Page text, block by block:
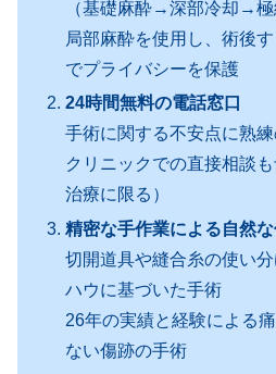
（基礎麻酔→深部冷却→極
局部麻酔を使用し、術後
でプライバシーを保護
24時間無料の電話窓口
手術に関する不安点に熟
クリニックでの直接相談
治療に限る）
精密な手作業による自然な
切開道具や縫合糸の使い
ハウに基づいた手術
26年の実績と経験による
ない傷跡の手術